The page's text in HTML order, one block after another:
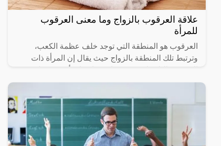
علاقة العرقوب بالزواج وما معنى العرقوب
للمرأة
العرقوب هو المنطقة التي توجد خلف عظمة الكعب،
وترتبط تلك المنطقة بالزواج حيث يقال إن المرأة ذات
متناسق